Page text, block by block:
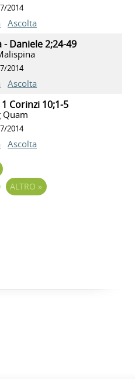
2014
Ascolta
Daniele 2;24-49
2014
Ascolta
Corinzi 10;1-5
Quam
2014
Ascolta
ALTRO »